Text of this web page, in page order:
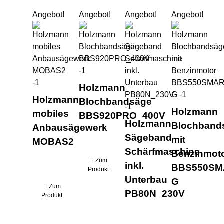
Angebot!
Holzmann mobiles Anbausägewerk
Holzmann
mobiles
Anbausägewerk
MOBAS2
Zum
Produkt
Angebot!
Holzmann Blochbandsäge
Holzmann
Blochbandsäge
BBS920PRO_400V
Zum
Produkt
Angebot!
Holzmann
Holzmann
Sägeband
Schärfmaschine
inkl.
Unterbau
PB80N_230V
Angebot!
Holzmann
mit
G